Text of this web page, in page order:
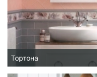
Тортона